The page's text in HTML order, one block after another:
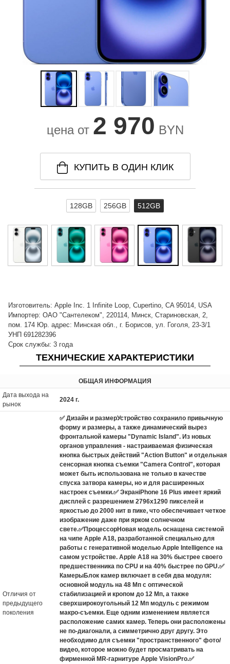
цена от 2 970 BYN
КУПИТЬ В ОДИН КЛИК
128GB 256GB 512GB
Изготовитель: Apple Inc. 1 Infinite Loop, Cupertino, CA 95014, USA
Импортер: ОАО "Сантелеком", 220114, Минск, Стариновская, 2,
пом. 174 Юр. адрес: Минская обл., г. Борисов, ул. Гоголя, 23-3/1
УНП 691282396
Срок службы: 3 года
ТЕХНИЧЕСКИЕ ХАРАКТЕРИСТИКИ
ОБЩАЯ ИНФОРМАЦИЯ
Дата выхода на
рынок
2024 г.
Отличия от
предыдущего
поколения
✅ Дизайн и размерУстройство сохранило привычную
форму и размеры, а также динамический вырез
фронтальной камеры "Dynamic Island". Из новых
органов управления - настраиваемая физическая
кнопка быстрых действий "Action Button" и отдельная
сенсорная кнопка съемки "Camera Control", которая
может быть использована не только в качестве
спуска затвора камеры, но и для расширенных
настроек съемки.✅ ЭкранiPhone 16 Plus имеет яркий
дисплей с разрешением 2796x1290 пикселей и
яркостью до 2000 нит в пике, что обеспечивает четкое
изображение даже при ярком солнечном
свете.✅ПроцессорНовая модель оснащена системой
на чипе Apple A18, разработанной специально для
работы с генеративной моделью Apple Intelligence на
самом устройстве. Apple A18 на 30% быстрее своего
предшественника по CPU и на 40% быстрее по GPU.✅
КамерыБлок камер включает в себя два модуля:
основной модуль на 48 Мп с оптической
стабилизацией и кропом до 12 Мп, а также
сверхширокоугольный 12 Мп модуль с режимом
макро-съемки. Еще одним изменением является
расположение самих камер. Теперь они расположены
не по-диагонали, а симметрично друг другу. Это
необходимо для съемки "пространственного" фото/
видео, которое можно будет просматривать на
фирменной MR-гарнитуре Apple VisionPro.✅